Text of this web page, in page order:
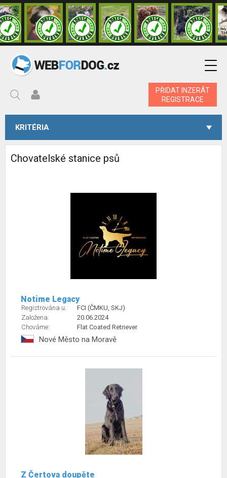
PŘIDAT INZERÁT
REGISTRACE
KRITÉRIA
Chovatelské stanice psů
Notime Legacy
Registrována u:
FCI (ČMKU, SKJ)
Založena:
20.06.2024
Chováme:
Flat Coated Retriever
Nové Město na Moravě
Z Čertova doupěte